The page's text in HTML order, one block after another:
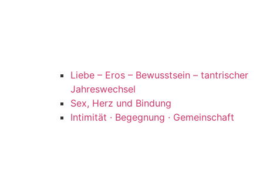
Liebe – Eros – Bewusstsein – tantrischer
Jahreswechsel
Sex, Herz und Bindung
Intimität · Begegnung · Gemeinschaft